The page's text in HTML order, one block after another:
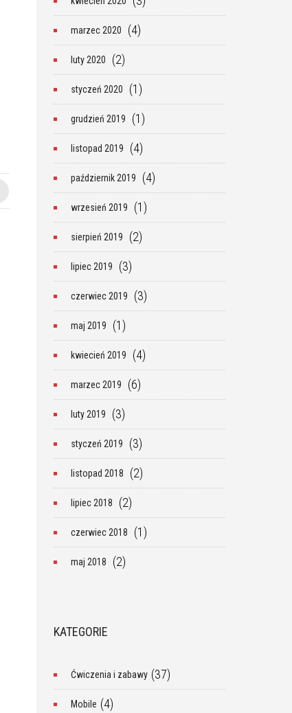
marzec 2020 (4)
luty 2020 (2)
styczeń 2020 (1)
grudzień 2019 (1)
listopad 2019 (4)
październik 2019 (4)
wrzesień 2019 (1)
sierpień 2019 (2)
lipiec 2019 (3)
czerwiec 2019 (3)
maj 2019 (1)
kwiecień 2019 (4)
marzec 2019 (6)
luty 2019 (3)
styczeń 2019 (3)
listopad 2018 (2)
lipiec 2018 (2)
czerwiec 2018 (1)
maj 2018 (2)
KATEGORIE
Ćwiczenia i zabawy (37)
Mobile (4)